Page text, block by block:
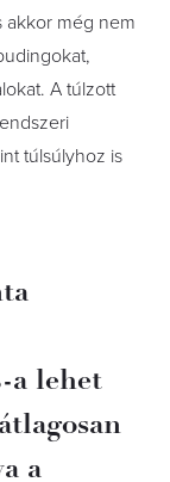
akkor még nem
A túlzott
túlsúlyhoz is
a lehet
a